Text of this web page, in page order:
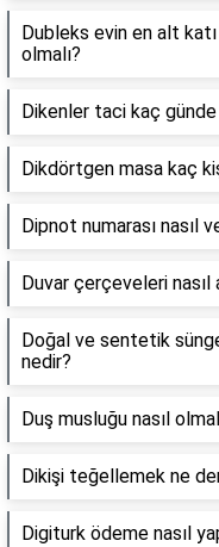
Dubleks evin en alt
olmalı?
Dikenler taci kaç günde
Dikdörtgen masa kaç
Dipnot numarası nasıl
Duvar çerçeveleri nasıl
Doğal ve sentetik
nedir?
Duş musluğu nasıl
Dikişi teğellemek ne
Digiturk ödeme nasıl